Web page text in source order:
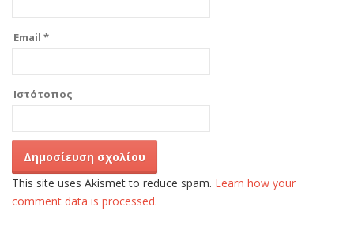
Email *
Ιστότοπος
This site uses Akismet to reduce spam. Learn how your
comment data is processed.